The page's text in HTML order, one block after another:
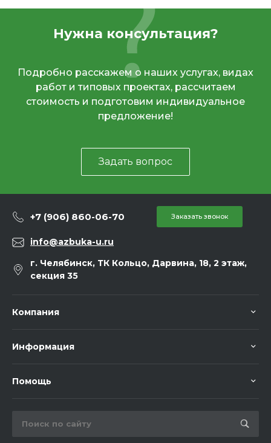
Нужна консультация?
Подробно расскажем о наших услугах, видах
работ и типовых проектах, рассчитаем
стоимость и подготовим индивидуальное
предложение!
Задать вопрос
+7 (906) 860-06-70 Заказать звонок
info@azbuka-u.ru
г. Челябинск, ТК Кольцо, Дарвина, 18, 2 этаж,
секция 35
Компания
Информация
Помощь